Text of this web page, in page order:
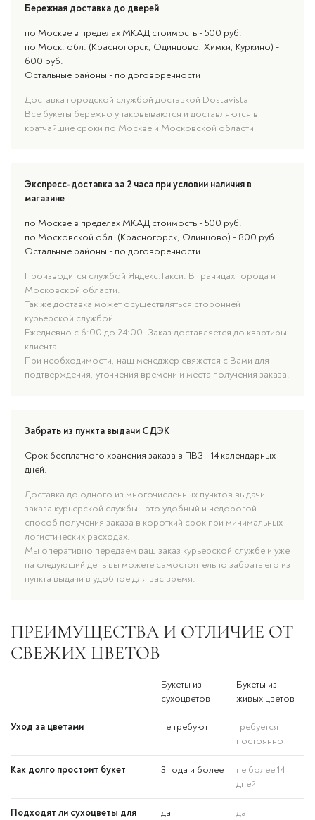
Бережная доставка до дверей
по Москве в пределах МКАД стоимость - 500 руб.
по Моск. обл. (Красногорск, Одинцово, Химки, Куркино) -
600 руб.
Остальные районы - по договоренности
Доставка городской службой доставкой Dostavista
Все букеты бережно упаковываются и доставляются в
кратчайшие сроки по Москве и Московской области
Экспресс-доставка за 2 часа при условии наличия в
магазине
по Москве в пределах МКАД стоимость - 500 руб.
по Московской обл. (Красногорск, Одинцово) - 800 руб.
Остальные районы - по договоренности
Производится службой Яндекс.Такси. В границах города и
Московской области.
Так же доставка может осуществляться сторонней
курьерской службой.
Ежедневно с 6:00 до 24:00. Заказ доставляется до квартиры
клиента.
При необходимости, наш менеджер свяжется с Вами для
подтверждения, уточнения времени и места получения заказа.
Забрать из пункта выдачи СДЭК
Срок бесплатного хранения заказа в ПВЗ - 14 календарных
дней.
Доставка до одного из многочисленных пунктов выдачи
заказа курьерской службы - это удобный и недорогой
способ получения заказа в короткий срок при минимальных
логистических расходах.
Мы оперативно передаем ваш заказ курьерской службе и уже
на следующий день вы можете самостоятельно забрать его из
пункта выдачи в удобное для вас время.
ПРЕИМУЩЕСТВА И ОТЛИЧИЕ ОТ
СВЕЖИХ ЦВЕТОВ
Букеты из
сухоцветов
Букеты из
живых цветов
Уход за цветами не требуют
требуется
постоянно
Как долго простоит букет 3 года и более
не более 14
дней
Подходят ли сухоцветы для
да да